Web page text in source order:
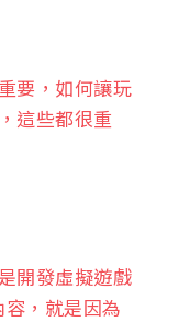
要，如何讓玩
這些都很重
開發虛擬遊戲
，就是因為